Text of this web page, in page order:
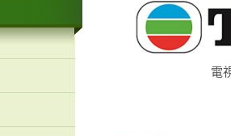
電